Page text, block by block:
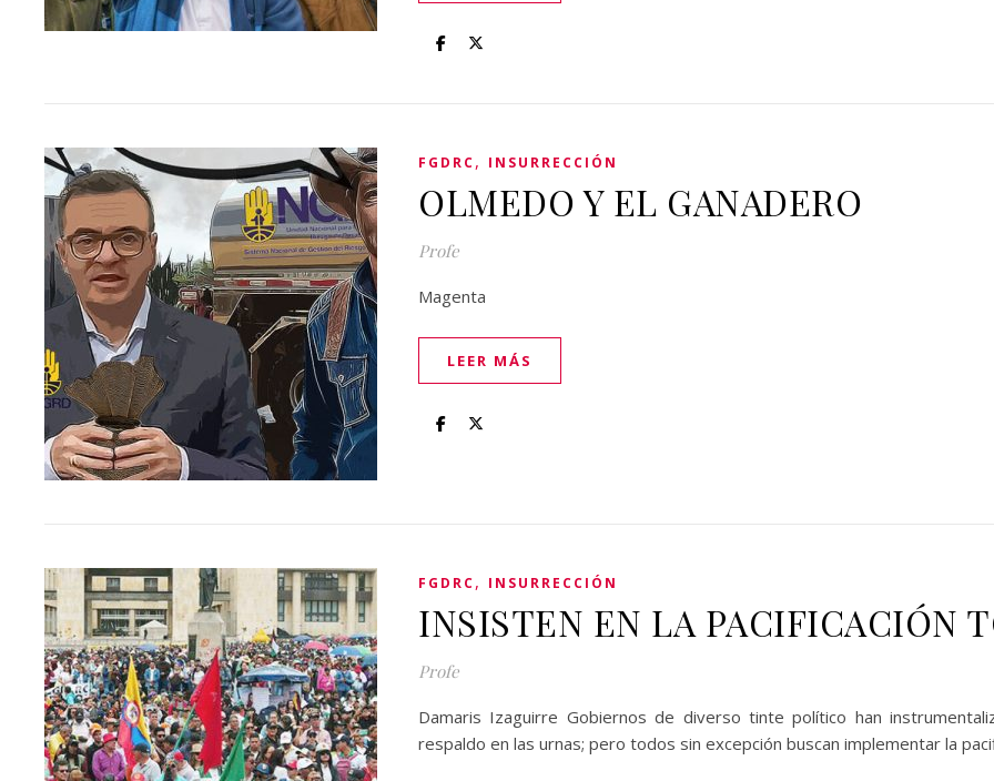
FGDRC, INSURRECCIÓN
OLMEDO Y EL GANADERO
Profe
Magenta
LEER MÁS
FGDRC, INSURRECCIÓN
INSISTEN EN LA PACIFICACIÓN
Profe
Damaris Izaguirre Gobiernos de diverso tinte político han
respaldo en las urnas; pero todos sin excepción buscan implementar la